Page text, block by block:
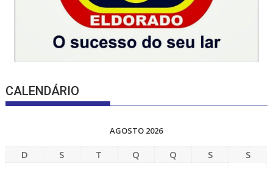
CALENDÁRIO
AGOSTO 2026
D S T Q Q S
S